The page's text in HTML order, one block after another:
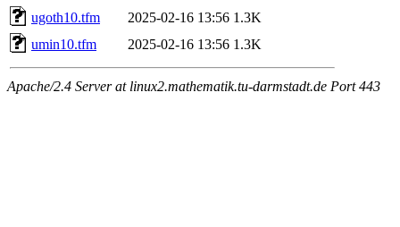
ugoth10.tfm
2025-02-16 13:56 1.3K
umin10.tfm
2025-02-16 13:56 1.3K
Apache/2.4 Server at linux2.mathematik.tu-darmstadt.de Port 443